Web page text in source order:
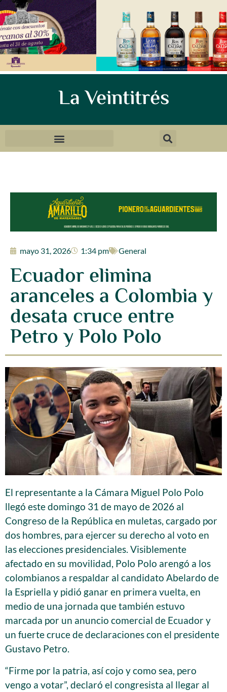
La Veintitrés
mayo 31, 2026 1:34 pm General
Ecuador elimina
aranceles a Colombia y
desata cruce entre
Petro y Polo Polo
El representante a la Cámara Miguel Polo Polo
llegó este domingo 31 de mayo de 2026 al
Congreso de la República en muletas, cargado por
dos hombres, para ejercer su derecho al voto en
las elecciones presidenciales. Visiblemente
afectado en su movilidad, Polo Polo arengó a los
colombianos a respaldar al candidato Abelardo de
la Espriella y pidió ganar en primera vuelta, en
medio de una jornada que también estuvo
marcada por un anuncio comercial de Ecuador y
un fuerte cruce de declaraciones con el presidente
Gustavo Petro.
“Firme por la patria, así cojo y como sea, pero
vengo a votar”, declaró el congresista al llegar al